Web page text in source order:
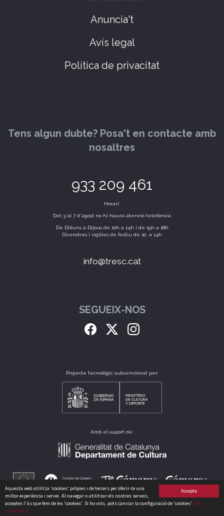
Accepta
Aquesta web utilitza 'cookies' pròpies i de tercers per oferir-te una
millor experiència i servei. Al navegar o utilitzar els nostres serveis,
acceptes l'ús que fem de les 'cookies'. Si ho vols, pots canviar la configuració de 'cookies'. Més
informació
Anuncia't
Avís legal
Política de privacitat
Tens algun dubte? Posa't en contacte amb
nosaltres
933 209 461
Horari:
Del 3 al 7 d'agost no hi haura atenció telefònica
De Dilluns a Dijous de 10h a 14h i de 15h a 18h
Divendres i vigílies de festiu de 10 a 14h
info@tresc.cat
SEGUEIX-NOS
Projecte tecnològic subvencionat per:
Amb el suport de:
CLUB CATALÀ DE CULTURA, S.L. B64175235 CARRER PERÚ, 186 - 08020 - BARCELONA